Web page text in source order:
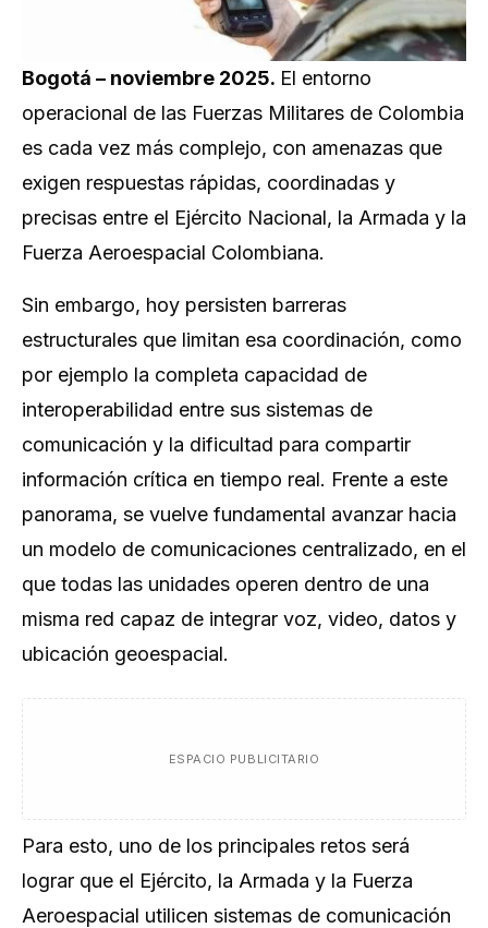
Bogotá – noviembre 2025. El entorno
operacional de las Fuerzas Militares de Colombia
es cada vez más complejo, con amenazas que
exigen respuestas rápidas, coordinadas y
precisas entre el Ejército Nacional, la Armada y la
Fuerza Aeroespacial Colombiana.
Sin embargo, hoy persisten barreras
estructurales que limitan esa coordinación, como
por ejemplo la completa capacidad de
interoperabilidad entre sus sistemas de
comunicación y la dificultad para compartir
información crítica en tiempo real. Frente a este
panorama, se vuelve fundamental avanzar hacia
un modelo de comunicaciones centralizado, en el
que todas las unidades operen dentro de una
misma red capaz de integrar voz, video, datos y
ubicación geoespacial.
ESPACIO PUBLICITARIO
Para esto, uno de los principales retos será
lograr que el Ejército, la Armada y la Fuerza
Aeroespacial utilicen sistemas de comunicación